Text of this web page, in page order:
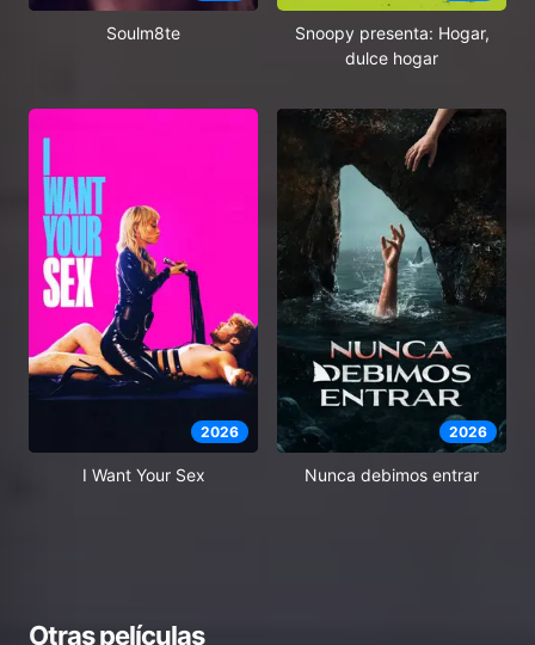
Soulm8te
Snoopy presenta: Hogar,
dulce hogar
2026
I Want Your Sex
2026
Nunca debimos entrar
Otras películas